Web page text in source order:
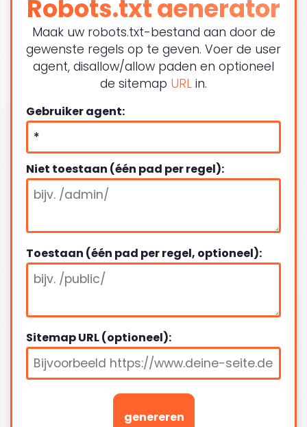
Robots.txt generator
Maak uw robots.txt-bestand aan door de
gewenste regels op te geven. Voer de user
agent, disallow/allow paden en optioneel
de sitemap URL in.
Gebruiker agent:
Niet toestaan (één pad per regel):
Toestaan (één pad per regel, optioneel):
Sitemap URL (optioneel):
genereren